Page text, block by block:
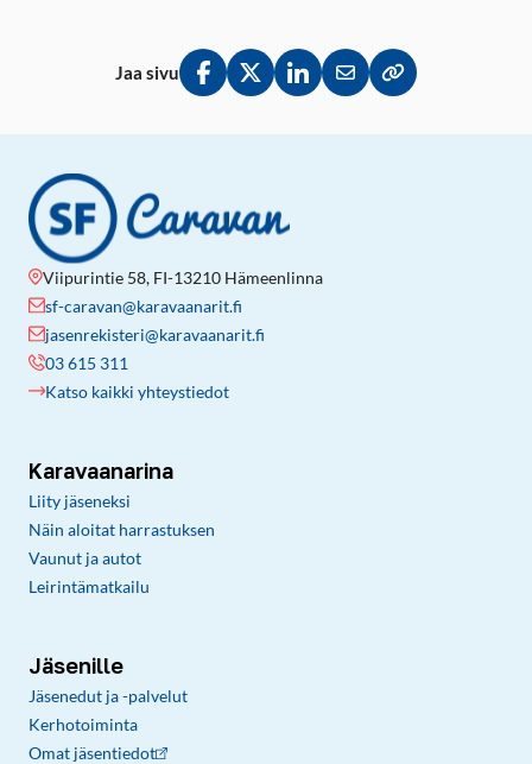
Jaa sivu
Jaa Facebookissa
Jaa Twitterissä
Jaa LinkedInissä
Jaa sähköpostitse
Kopioi linkki
Viipurintie 58, FI-13210 Hämeenlinna
sf-caravan@karavaanarit.fi
jasenrekisteri@karavaanarit.fi
03 615 311
Katso kaikki yhteystiedot
Karavaanarina
Liity jäseneksi
Näin aloitat harrastuksen
Vaunut ja autot
Leirintämatkailu
Jäsenille
Jäsenedut ja -palvelut
Kerhotoiminta
Omat jäsentiedot